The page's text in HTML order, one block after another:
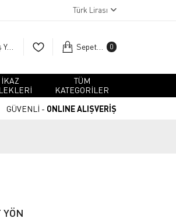
Türk Lirası
Giriş Yap Sepetim 0
İKAZ
TÜM
KATEGORİLER
GÜVENLİ - ONLINE ALIŞVERİŞ